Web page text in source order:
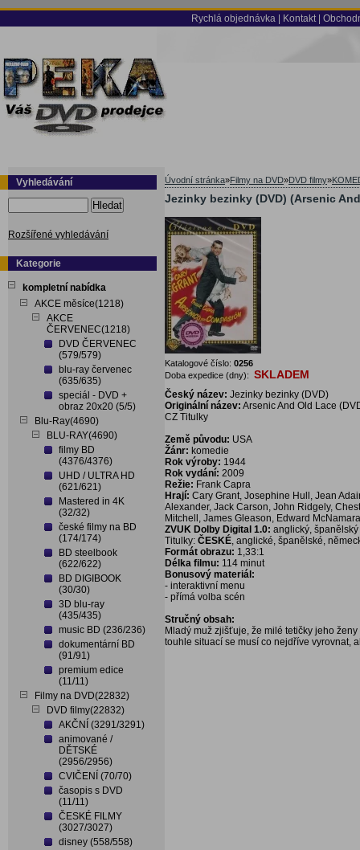
Rychlá objednávka Kontakt
Vyhledávání
Hledat
Rozšířené vyhledávání
Kategorie
kompletní nabídka
AKCE měsíce(1218)
AKCE
ČERVENEC(1218)
DVD ČERVENEC
(579/579)
blu-ray červenec
(635/635)
speciál - DVD +
obraz 20x20 (5/5)
Blu-Ray(4690)
BLU-RAY(4690)
filmy BD
(4376/4376)
UHD / ULTRA HD
(621/621)
Mastered in 4K
(32/32)
české filmy na BD
(174/174)
BD steelbook
(622/622)
BD DIGIBOOK
(30/30)
3D blu-ray
(435/435)
music BD (236/236)
dokumentární BD
(91/91)
premium edice
(11/11)
Filmy na DVD(22832)
DVD filmy(22832)
AKČNÍ (3291/3291)
animované /
DĚTSKÉ
(2956/2956)
CVIČENÍ (70/70)
časopis s DVD
(11/11)
ČESKÉ FILMY
(3027/3027)
disney (558/558)
Úvodní stránka»Filmy na DVD»DVD filmy»
Jezinky bezinky (DVD) (Arsenic
Katalogové číslo: 0256
Doba expedice (dny): SKLADEM
Český název: Jezinky bezinky (DVD)
Originální název: Arsenic And Old Lace
CZ Titulky
Země původu: USA
Žánr: komedie
Rok výroby: 1944
Rok vydání: 2009
Režie: Frank Capra
Hrají: Cary Grant, Josephine Hull, Jean
Alexander, Jack Carson, John Ridgely,
Mitchell, James Gleason, Edward McNamara
ZVUK Dolby Digital 1.0: anglický, španělský
Titulky: ČESKÉ, anglické, španělské,
Formát obrazu: 1,33:1
Délka filmu: 114 minut
Bonusový materiál:
- interaktivní menu
- přímá volba scén
Stručný obsah:
Mladý muž zjišťuje, že milé tetičky jeho
touhle situací se musí co nejdříve vyrovnat,